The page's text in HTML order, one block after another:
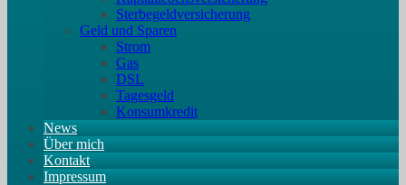
Sterbegeldversicherung
Geld und Sparen
Strom
Gas
DSL
Tagesgeld
Konsumkredit
News
Über mich
Kontakt
Impressum